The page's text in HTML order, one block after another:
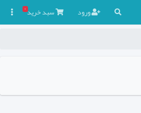
ورود سبدخرید۰